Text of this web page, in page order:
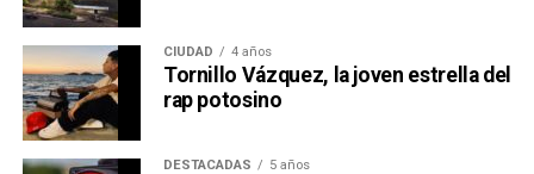
CIUDAD 4 años
Tornillo Vázquez, la joven estrella del
rap potosino
DESTACADAS 5 años